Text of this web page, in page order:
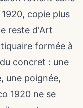
copie plus
reste d'Art
formée à
concret : une
une poignée,
1920 ne se